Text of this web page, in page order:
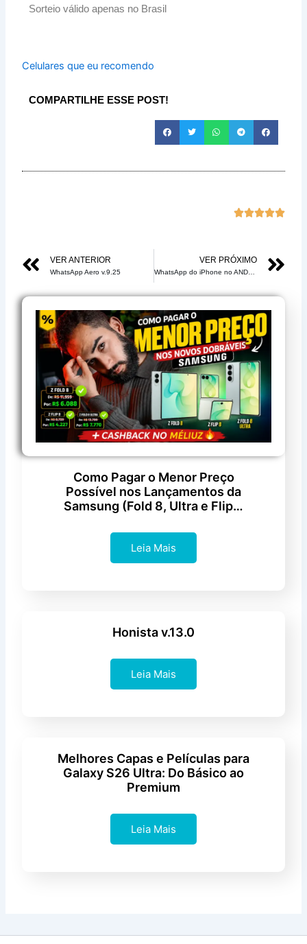
Sorteio válido apenas no Brasil
Celulares que eu recomendo
COMPARTILHE ESSE POST!

Anterior
VER ANTERIOR
WhatsApp Aero v.9.25
VER PRÓXIMO
WhatsApp do iPhone no ANDROID V9.25 Beta 1 – Fix 1 – Fouad iOS
Como Pagar o Menor Preço
Possível nos Lançamentos da
Samsung (Fold 8, Ultra e Flip…
Leia Mais
Honista v.13.0
Leia Mais
Melhores Capas e Películas para
Galaxy S26 Ultra: Do Básico ao
Premium
Leia Mais